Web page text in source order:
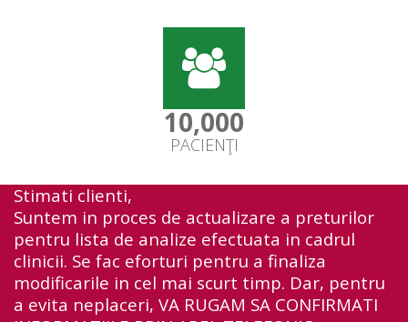
10,000
PACIENŢI
Stimati clienti,
Suntem in proces de actualizare a preturilor
pentru lista de analize efectuata in cadrul
clinicii. Se fac eforturi pentru a finaliza
modificarile in cel mai scurt timp. Dar, pentru
a evita neplaceri, VA RUGAM SA CONFIRMATI